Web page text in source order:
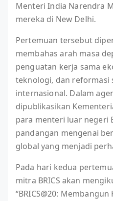
Menteri India Narendra
mereka di New Delhi.
Pertemuan tersebut
membahas arah masa
penguatan kerja sama
teknologi, dan reformasi
internasional. Dalam
dipublikasikan
para menteri luar negeri
pandangan mengenai
global yang menjadi
Pada hari kedua
mitra BRICS akan
“BRICS@20: